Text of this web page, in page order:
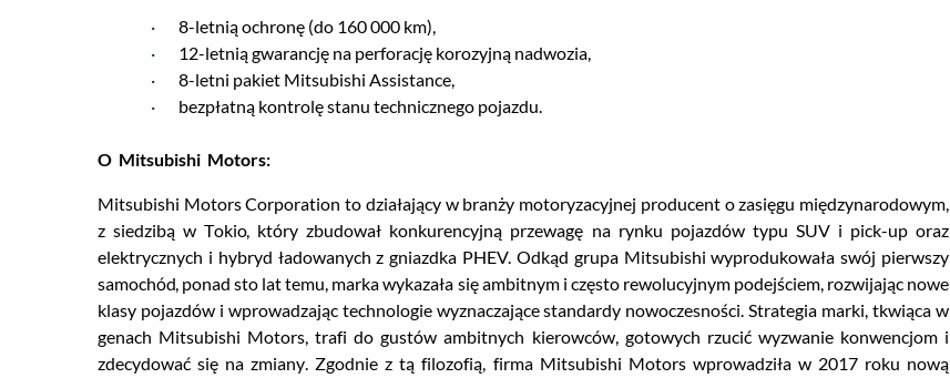
· 8-letnią ochronę (do 160 000 km),
· 12-letnią gwarancję na perforację korozyjną nadwozia,
· 8-letni pakiet Mitsubishi Assistance,
· bezpłatną kontrolę stanu technicznego pojazdu.
O Mitsubishi Motors:
Mitsubishi Motors Corporation to działający w branży motoryzacyjnej producent o zasięgu międzynarodowym,
z siedzibą w Tokio, który zbudował konkurencyjną przewagę na rynku pojazdów typu SUV i pick-up oraz
elektrycznych i hybryd ładowanych z gniazdka PHEV. Odkąd grupa Mitsubishi wyprodukowała swój pierwszy
samochód, ponad sto lat temu, marka wykazała się ambitnym i często rewolucyjnym podejściem, rozwijając nowe
klasy pojazdów i wprowadzając technologie wyznaczające standardy nowoczesności. Strategia marki, tkwiąca w
genach Mitsubishi Motors, trafi do gustów ambitnych kierowców, gotowych rzucić wyzwanie konwencjom i
zdecydować się na zmiany. Zgodnie z tą filozofią, firma Mitsubishi Motors wprowadziła w 2017 roku nową